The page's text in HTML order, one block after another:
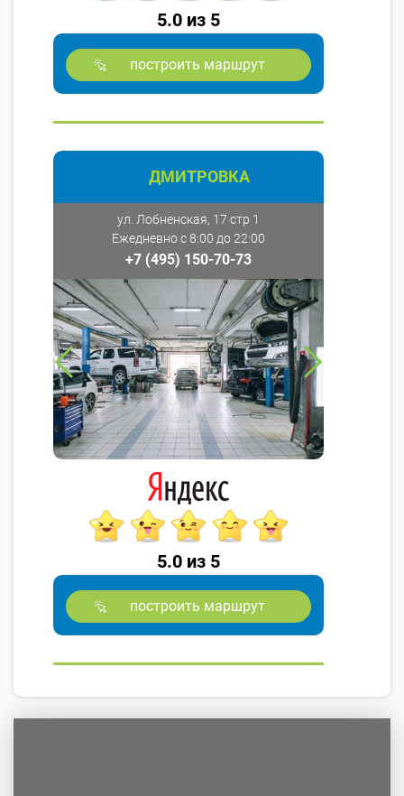
5.0 из 5
построить маршрут
ДМИТРОВКА
ул. Лобненская, 17 стр 1
Ежедневно с 8:00 до 22:00
+7 (495) 150-70-73
5.0 из 5
построить маршрут